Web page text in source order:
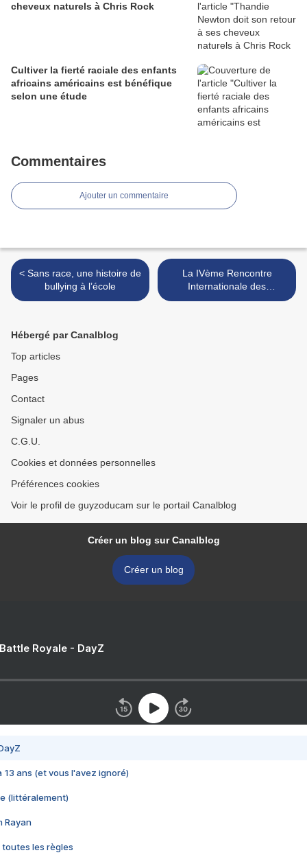
cheveux naturels à Chris Rock
Cultiver la fierté raciale des enfants
africains américains est bénéfique
selon une étude
Commentaires
Ajouter un commentaire
< Sans race, une histoire de
bullying à l’école
La IVème Rencontre
Internationale des
Afrodescendants solidaire
Hébergé par Canalblog
Top articles
Pages
Contact
Signaler un abus
C.G.U.
Cookies et données personnelles
Préférences cookies
Voir le profil de guyzoducam sur le portail Canalblog
Créer un blog sur Canalblog
Créer un blog
Royale - DayZ
13 ans (et vous l'avez ignoré)
(littéralement)
Rayan
toutes les règles